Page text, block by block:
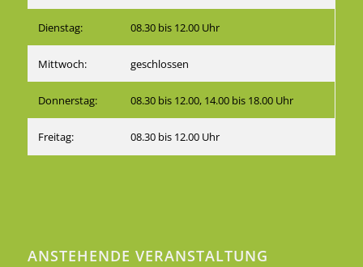
Dienstag: 08.30 bis 12.00 Uhr
Mittwoch: geschlossen
Donnerstag: 08.30 bis 12.00, 14.00 bis 18.00 Uhr
Freitag: 08.30 bis 12.00 Uhr
ANSTEHENDE VERANSTALTUNG